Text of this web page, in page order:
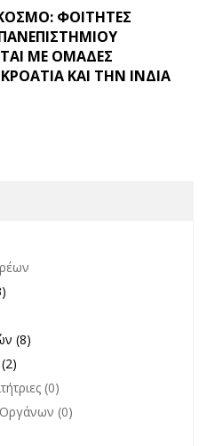
ΦΟΙΤΗΤΕΣ
ΜΕ ΟΜΑΔΕΣ
ΚΑΙ ΤΗΝ ΙΝΔΙΑ
φορέων filter
filter
filter
(8)
filter
(0)
(0)